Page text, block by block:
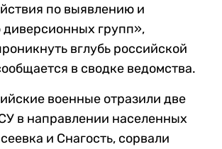
по выявлению и
групп»,
вглубь российской
в сводке ведомства.
военные отразили две
в направлении населенных
и Снагость, сорвали